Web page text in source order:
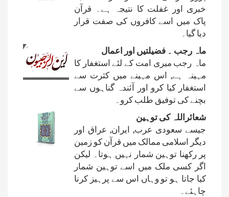
خبری اور غفلت کا نتیجہ ہے۔ قرآن
پاک میں اسے کافروں کی صفت قرار
دیا گیا۔
ماہ رجب ۔ فضیلتیں اور اعمال
ماہ رجب میری امت کے لئے استغفار کا
مہینہ ہے, اس مہینے میں کثرت سے
استغفار کیا کرو اور آئندہ گناہوں سے
بچنے کی توفیق طلب کرو۔
شعائراللہ کی توہین
جیسے سعودی عرب, ایران, عراق اور
دیگر اسلامی ممالک میں قرآن کو زمین
پر رکھنا توہین شمار نہیں ہوتا۔ لیکن
اگر کسی ملک میں اسے توہین شمار
کیا جاتا ہو تو وہاں اس سے پرہیز کرنا
چاہئے۔